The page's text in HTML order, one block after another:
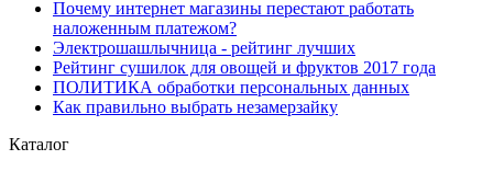
Почему интернет магазины перестают работать
наложенным платежом?
Электрошашлычница - рейтинг лучших
Рейтинг сушилок для овощей и фруктов 2017 года
ПОЛИТИКА обработки персональных данных
Как правильно выбрать незамерзайку
Каталог